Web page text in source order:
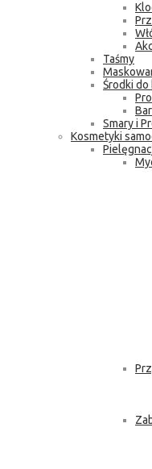
Taśmy
Środki
Smary i
Kosmetyki